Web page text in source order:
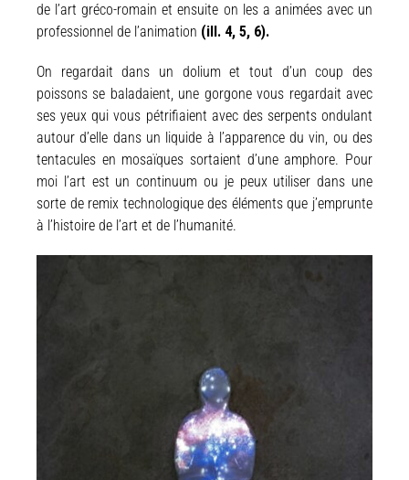
de l’art gréco-romain et ensuite on les a animées avec un
professionnel de l’animation (ill. 4, 5, 6).
On regardait dans un dolium et tout d’un coup des
poissons se baladaient, une gorgone vous regardait avec
ses yeux qui vous pétrifiaient avec des serpents ondulant
autour d’elle dans un liquide à l’apparence du vin, ou des
tentacules en mosaïques sortaient d’une amphore. Pour
moi l’art est un continuum ou je peux utiliser dans une
sorte de remix technologique des éléments que j’emprunte
à l’histoire de l’art et de l’humanité.